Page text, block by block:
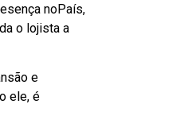
noPaís,
o lojista a
e
ele, é